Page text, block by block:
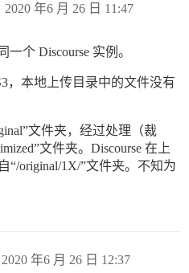
2020 年6 月 26 日 11:47
一个 Discourse 实例。
，本地上传目录中的文件没有
文件夹，经过处理（裁
文件夹。Discourse 在上
“/original/1X/”文件夹。不知为
2020 年6 月 26 日 12:37